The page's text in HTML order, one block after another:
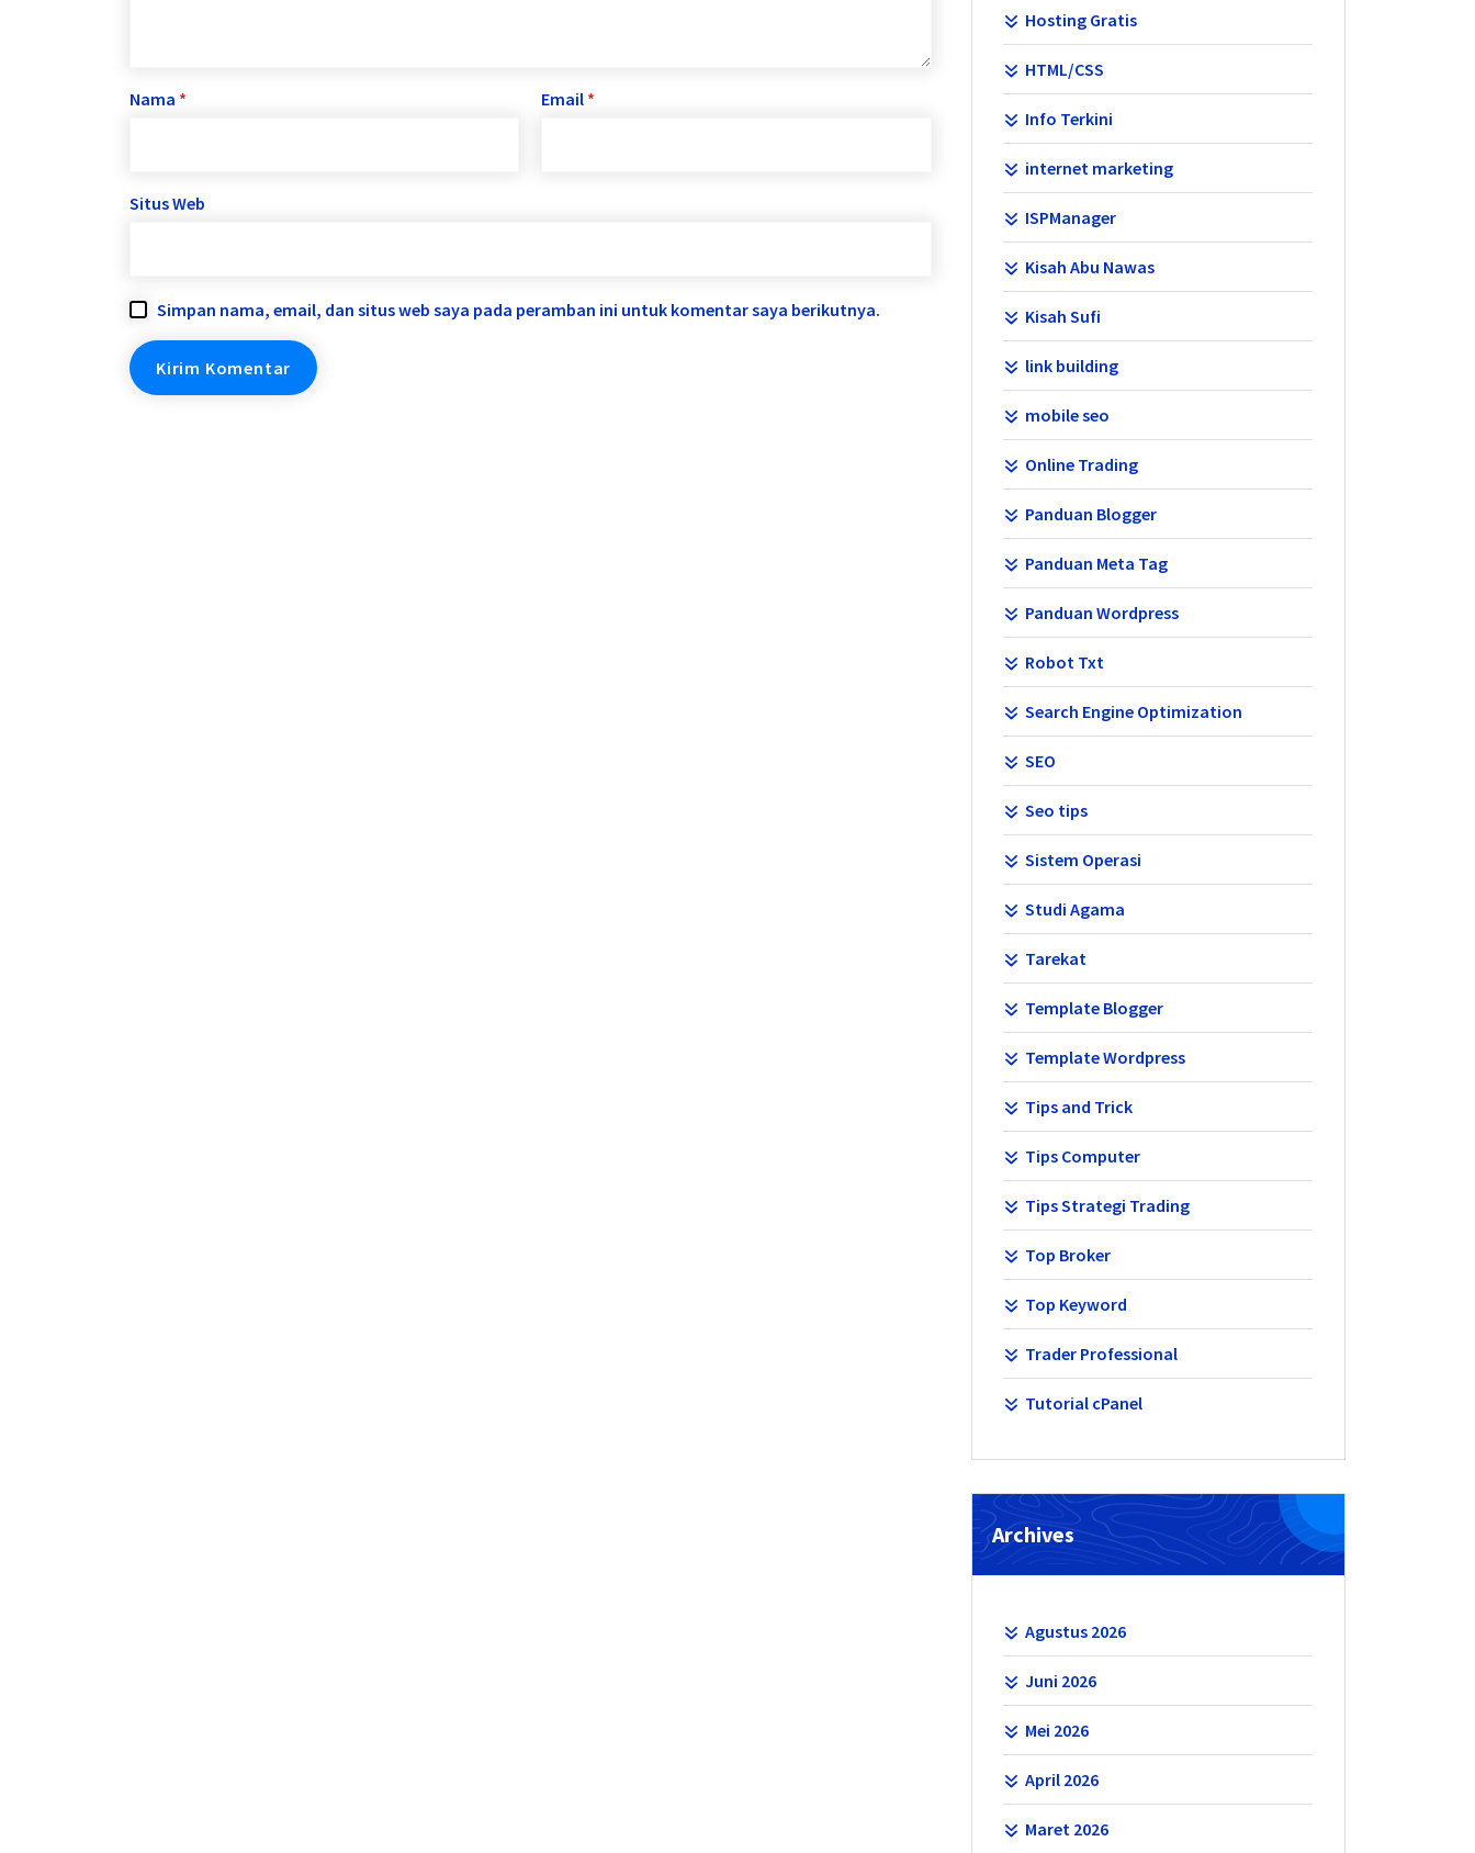
Nama * Email *
Situs Web
Simpan nama, email, dan situs web saya pada peramban ini untuk komentar saya berikutnya.
Hosting Gratis
HTML/CSS
Info Terkini
internet marketing
ISPManager
Kisah Abu Nawas
Kisah Sufi
link building
mobile seo
Online Trading
Panduan Blogger
Panduan Meta Tag
Panduan Wordpress
Robot Txt
Search Engine Optimization
SEO
Seo tips
Sistem Operasi
Studi Agama
Tarekat
Template Blogger
Template Wordpress
Tips and Trick
Tips Computer
Tips Strategi Trading
Top Broker
Top Keyword
Trader Professional
Tutorial cPanel
Archives
Agustus 2026
Juni 2026
Mei 2026
April 2026
Maret 2026